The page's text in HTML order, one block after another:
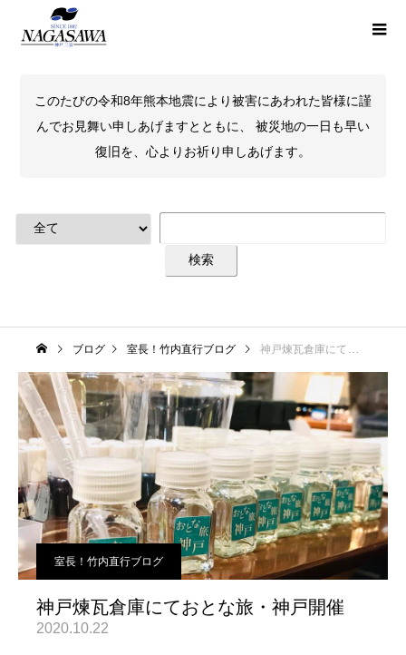
このたびの令和8年熊本地震により被害にあわれた皆様に謹
んでお見舞い申しあげますとともに、 被災地の一日も早い
復旧を、心よりお祈り申しあげます。
ブログ 室長！竹内直行ブログ 神戸煉瓦倉庫にておとな旅・神戸開催
室長！竹内直行ブログ
神戸煉瓦倉庫にておとな旅・神戸開催
2020.10.22